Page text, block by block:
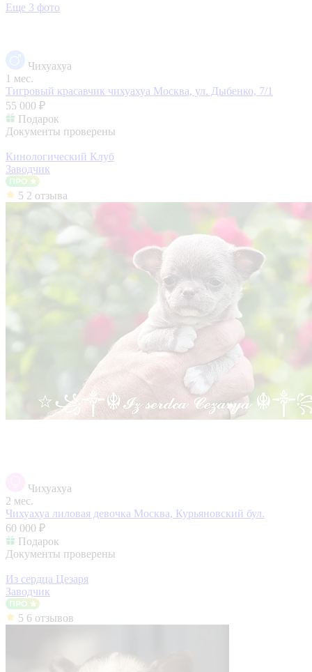
Еще 3 фото
Чихуахуа
1 мес.
Тигровый красавчик чихуахуа Москва, ул. Дыбенко, 7/1
55 000 ₽
Подарок
Документы проверены
Кинологический Клуб
Заводчик
5 2 отзыва
Чихуахуа
2 мес.
Чихуахуа лиловая девочка Москва, Курьяновский бул.
60 000 ₽
Подарок
Документы проверены
Из сердца Цезаря
Заводчик
5 6 отзывов